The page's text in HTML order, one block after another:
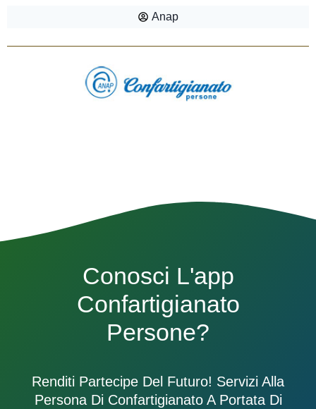
Anap
Conosci L'app
Confartigianato
Persone?
Renditi Partecipe Del Futuro! Servizi Alla
Persona Di Confartigianato A Portata Di